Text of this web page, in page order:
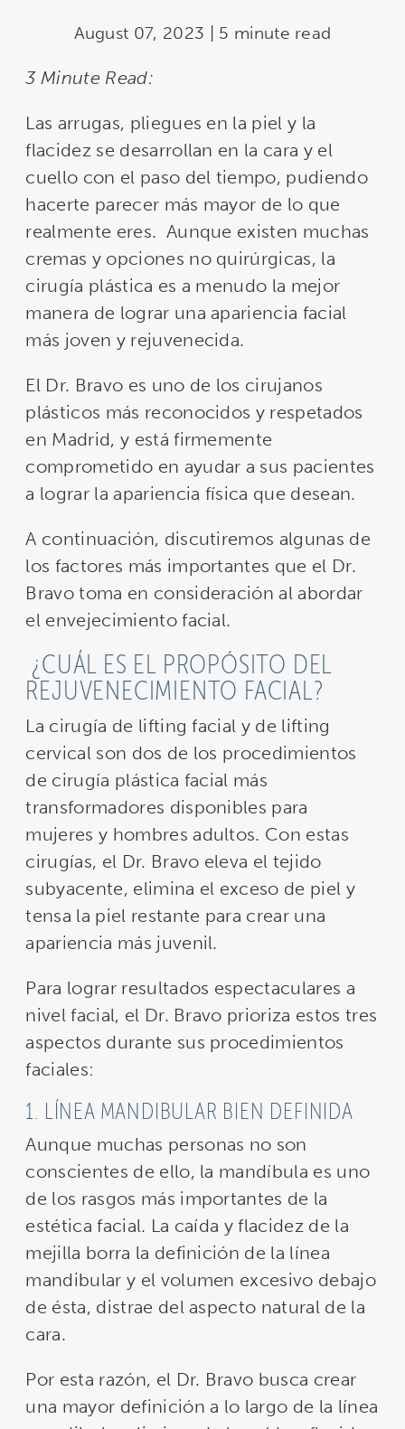
August 07, 2023 | 5 minute read
3 Minute Read:
Las arrugas, pliegues en la piel y la
flacidez se desarrollan en la cara y el
cuello con el paso del tiempo, pudiendo
hacerte parecer más mayor de lo que
realmente eres. Aunque existen muchas
cremas y opciones no quirúrgicas, la
cirugía plástica es a menudo la mejor
manera de lograr una apariencia facial
más joven y rejuvenecida.
El Dr. Bravo es uno de los cirujanos
plásticos más reconocidos y respetados
en Madrid, y está firmemente
comprometido en ayudar a sus pacientes
a lograr la apariencia física que desean.
A continuación, discutiremos algunas de
los factores más importantes que el Dr.
Bravo toma en consideración al abordar
el envejecimiento facial.
¿CUÁL ES EL PROPÓSITO DEL
REJUVENECIMIENTO FACIAL?
La cirugía de lifting facial y de lifting
cervical son dos de los procedimientos
de cirugía plástica facial más
transformadores disponibles para
mujeres y hombres adultos. Con estas
cirugías, el Dr. Bravo eleva el tejido
subyacente, elimina el exceso de piel y
tensa la piel restante para crear una
apariencia más juvenil.
Para lograr resultados espectaculares a
nivel facial, el Dr. Bravo prioriza estos tres
aspectos durante sus procedimientos
faciales:
1. LÍNEA MANDIBULAR BIEN DEFINIDA
Aunque muchas personas no son
conscientes de ello, la mandíbula es uno
de los rasgos más importantes de la
estética facial. La caída y flacidez de la
mejilla borra la definición de la línea
mandibular y el volumen excesivo debajo
de ésta, distrae del aspecto natural de la
cara.
Por esta razón, el Dr. Bravo busca crear
una mayor definición a lo largo de la línea